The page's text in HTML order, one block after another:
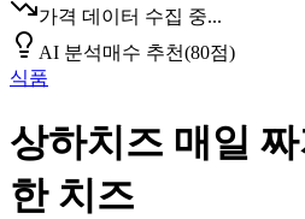
가격 데이터 수집 중...
AI 분석매수 추천(80점)
식품
상하치즈 매일
한 치즈